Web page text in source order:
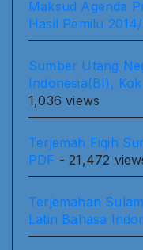
Maksud Agenda
Hasil Pemilu
Sumber Utang
Indonesia(BI),
1,036 views
Terjemah Fiqih
PDF - 21,472
Terjemahan
Latin Bahasa